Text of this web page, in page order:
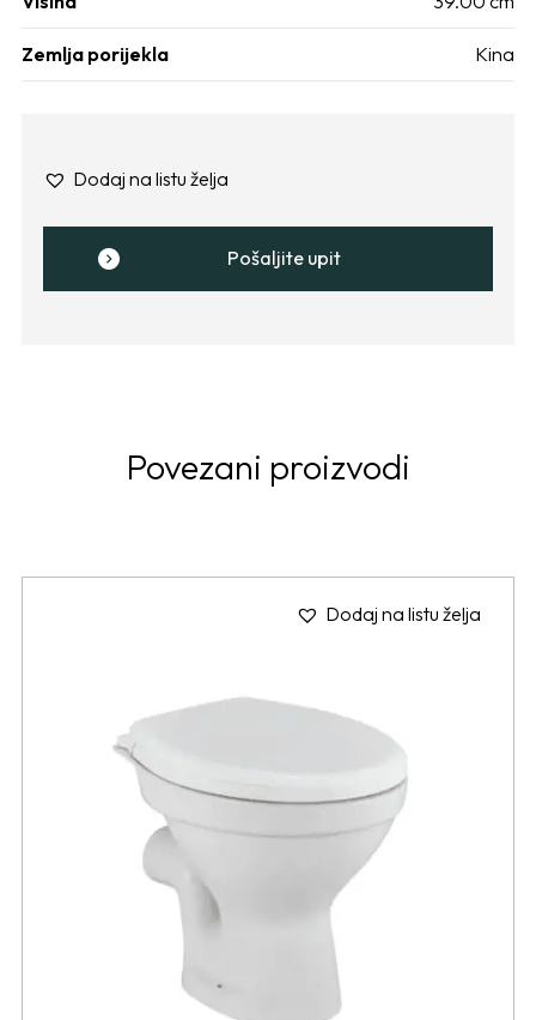
Zemlja porijekla Kina
Dodaj na listu želja
Pošaljite upit
Povezani proizvodi
Dodaj na listu želja